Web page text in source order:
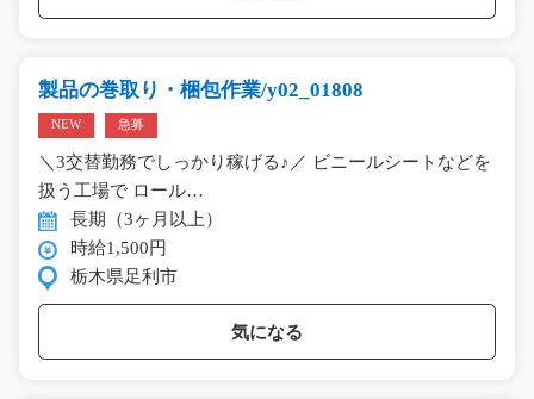
製品の巻取り・梱包作業/y02_01808
NEW 急募
＼3交替勤務でしっかり稼げる♪／ ビニールシートなどを
扱う工場で ロール…
長期（3ヶ月以上）
時給1,500円
栃木県足利市
気になる